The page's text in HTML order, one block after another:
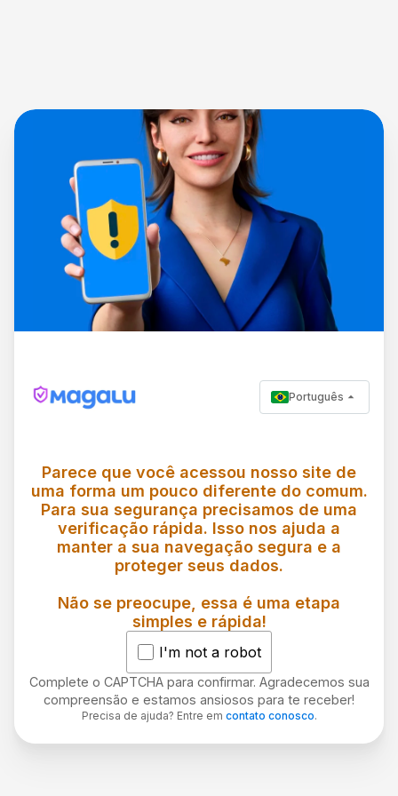
Português
Parece que você acessou nosso site de
uma forma um pouco diferente do comum.
Para sua segurança precisamos de uma
verificação rápida. Isso nos ajuda a
manter a sua navegação segura e a
proteger seus dados.
Não se preocupe, essa é uma etapa
simples e rápida!
I'm not a robot
Complete o CAPTCHA para confirmar. Agradecemos sua
compreensão e estamos ansiosos para te receber!
Precisa de ajuda? Entre em contato conosco.